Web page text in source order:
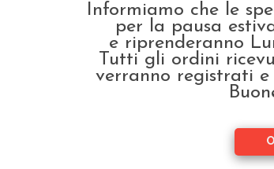
Casa della Strega
di Arkham
Informiamo che le
per la pausa
e riprenderanno
Tutti gli ordini
verranno registrati